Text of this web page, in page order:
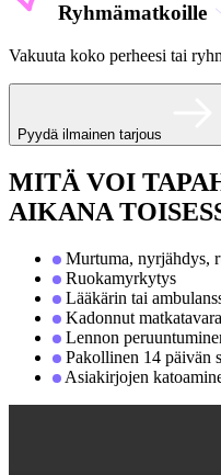
Ryhmämatkoille
Vakuuta koko perheesi tai
Pyydä ilmainen tarjous
MITÄ VOI
AIKANA
Murtuma, nyrjähdys,
Ruokamyrkytys
Lääkärin tai
Kadonnut matkatavara
Lennon
Pakollinen 14 päivän
Asiakirjojen